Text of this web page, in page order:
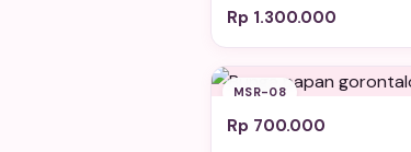
Rp 1.300.000
MSR-08
Rp 700.000